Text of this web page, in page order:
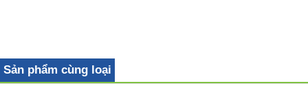
Sản phẩm cùng loại